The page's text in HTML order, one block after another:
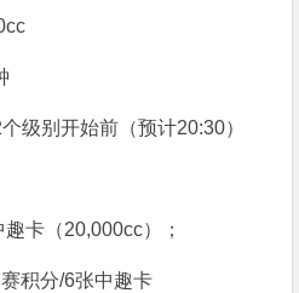
级别开始前（预计20:30）
卡（20,000cc）；
积分/6张中趣卡